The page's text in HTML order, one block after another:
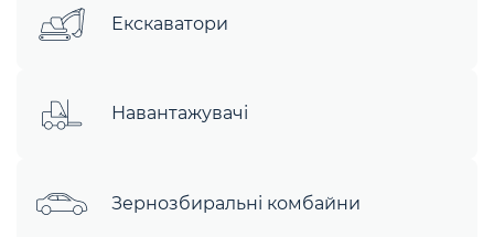
Екскаватори
Навантажувачі
Зернозбиральні комбайни